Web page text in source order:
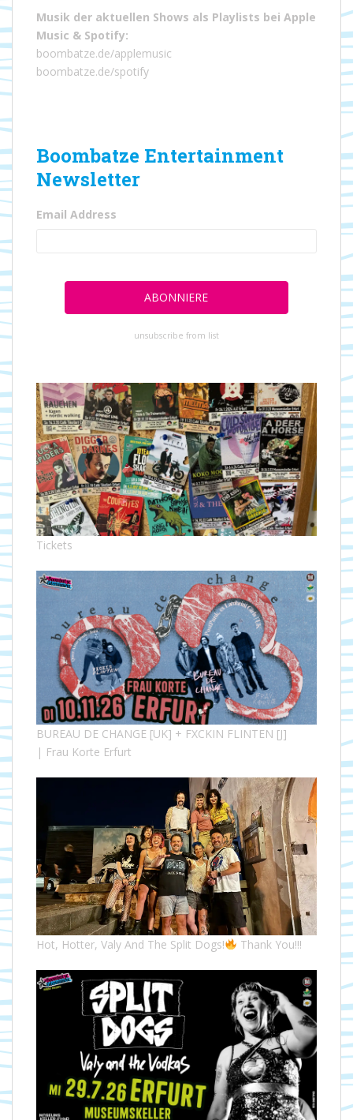
Musik der aktuellen Shows als Playlists bei Apple
Music & Spotify:
boombatze.de/applemusic
boombatze.de/spotify
Boombatze Entertainment
Newsletter
Email Address
unsubscribe from list
Tickets
BUREAU DE CHANGE [UK] + FXCKIN FLINTEN [J]
| Frau Korte Erfurt
Hot, Hotter, Valy And The Split Dogs! Thank You!!!